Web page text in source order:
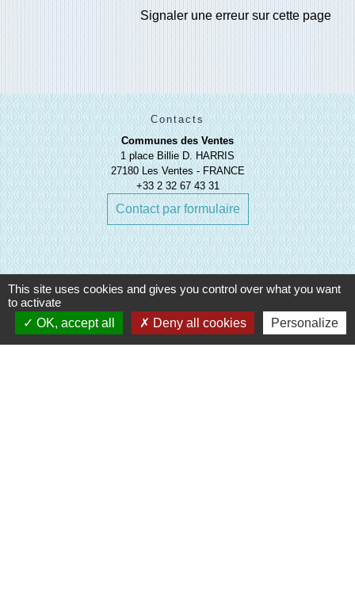
Signaler une erreur sur cette page
Contacts
Communes des Ventes
1 place Billie D. HARRIS
27180 Les Ventes - FRANCE
+33 2 32 67 43 31
Contact par formulaire
Liens
This site uses cookies and gives you control over what you want
to activate
OK, accept all
Deny all cookies Personalize